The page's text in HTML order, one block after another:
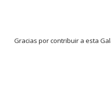
Gracias por contribuir a esta